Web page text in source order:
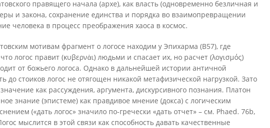
правящего начала (архе), как власть (одновременно безличная и
и закона, сохранение единства и порядка во взаимопревращении
человека в процесс преображения хаоса в космос.
мотивам фрагмент о логосе находим у Эпихарма (В57), где
логос правит (κυβερνἁι) людьми и спасает их, но расчет (λογισμός)
от божьего логоса. Однако в дальнейшей истории античной
до стоиков логос не отягощен никакой метафизической нагрузкой. Зато
как рассуждения, аргумента, дискурсивного познания. Платон
знание (эпистеме) как правдивое мнение (докса) с логическим
(«дать логос» значило по-гречески «дать отчет» – см. Phaed. 76b,
мыслится в этой связи как способность давать качественные